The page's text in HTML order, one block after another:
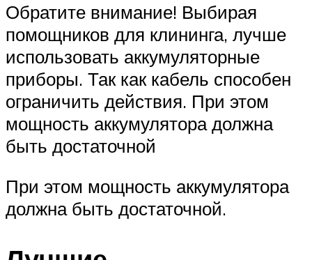
Обратите внимание! Выбирая
помощников для клининга, лучше
использовать аккумуляторные
приборы. Так как кабель способен
ограничить действия. При этом
мощность аккумулятора должна
быть достаточной
При этом мощность аккумулятора
должна быть достаточной.